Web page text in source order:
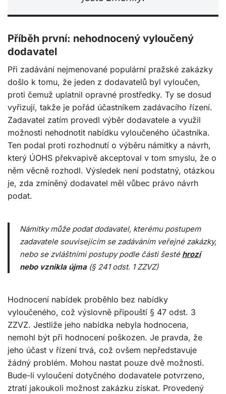
Příběh první: nehodnocený vyloučený
dodavatel
Při zadávání nejmenované populární pražské zakázky
došlo k tomu, že jeden z dodavatelů byl vyloučen,
proti čemuž uplatnil opravné prostředky. Ty se dosud
vyřizují, takže je pořád účastníkem zadávacího řízení.
Zadavatel zatím provedl výběr dodavatele a využil
možnosti nehodnotit nabídku vyloučeného účastníka.
Ten podal proti rozhodnutí o výběru námitky a návrh,
který ÚOHS překvapivě akceptoval v tom smyslu, že o
něm věcně rozhodl. Výsledek není podstatný, otázkou
je, zda zmíněný dodavatel měl vůbec právo návrh
podat.
Námitky může podat dodavatel, kterému postupem
zadavatele souvisejícím se zadáváním veřejné zakázky,
nebo se zvláštními postupy podle části šesté hrozí
nebo vznikla újma(§ 241 odst. 1 ZZVZ)
Hodnocení nabídek proběhlo bez nabídky
vyloučeného, což výslovně připouští § 47 odst. 3
ZZVZ. Jestliže jeho nabídka nebyla hodnocena,
nemohl být při hodnocení poškozen. Je pravda, že
jeho účast v řízení trvá, což ovšem nepředstavuje
žádný problém. Mohou nastat pouze dvě možnosti.
Bude-li vyloučení dotyčného dodavatele potvrzeno,
ztratí jakoukoli možnost zakázku získat. Provedený